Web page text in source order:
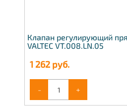
Клапан регулирующий
VALTEC VT.008.LN.05
1 262 руб.
- +